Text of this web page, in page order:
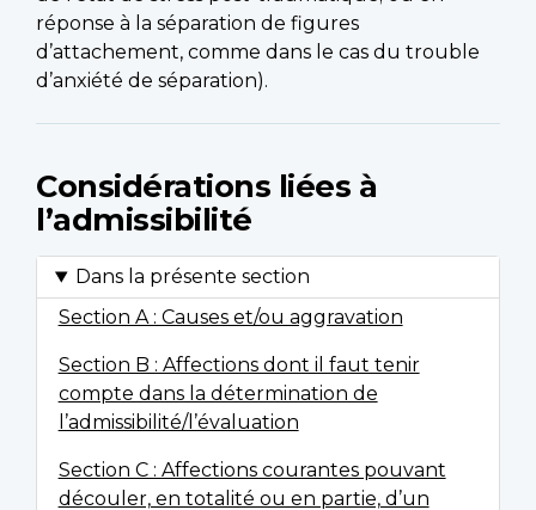
réponse à la séparation de figures
d’attachement, comme dans le cas du trouble
d’anxiété de séparation).
Considérations liées à
l’admissibilité
Dans la présente section
Section A : Causes et/ou aggravation
Section B : Affections dont il faut tenir
compte dans la détermination de
l’admissibilité/l’évaluation
Section C : Affections courantes pouvant
découler, en totalité ou en partie, d’un